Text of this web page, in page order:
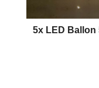
5x LED Ballon
The price depends on